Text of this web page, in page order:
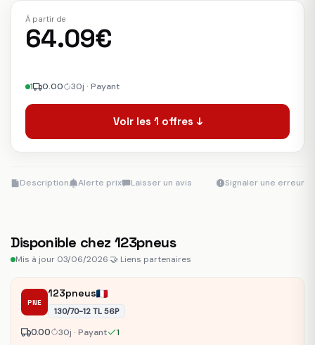
À partir de
64.09€
1 0.00 30j · Payant
Voir les 1 offres ↓
Description Alerte prix Laisser un avis Signaler une erreur
Disponible chez 123pneus
Mis à jour 03/06/2026🤝 Liens partenaires
PNE
123pneus
130/70-12 TL 56P
0.00 30j · Payant 1